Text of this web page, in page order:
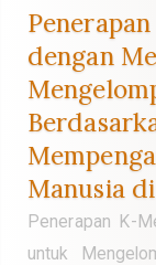
Sidebar
dengan
Manusia
Penerapan K-
untuk